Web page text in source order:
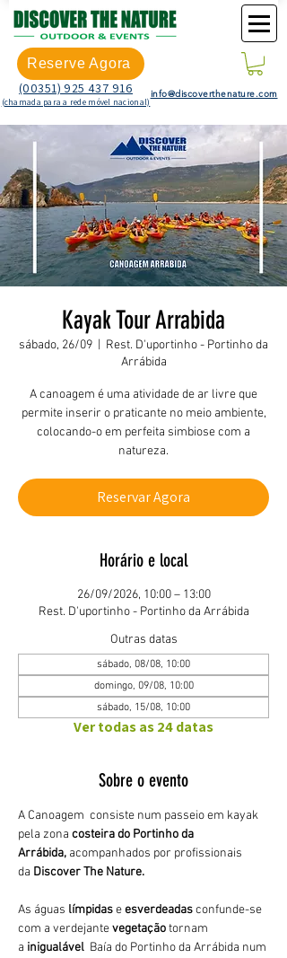
Reserve Agora
(00351) 925 437 916
(chamada para a rede móvel nacional)
info@discoverthenature.com
Kayak Tour Arrabida
sábado, 26/09
Rest. D'uportinho - Portinho da
Arrábida
A canoagem é uma atividade de ar livre que
permite inserir o praticante no meio ambiente,
colocando-o em perfeita simbiose com a
natureza.
Reservar Agora
Horário e local
26/09/2026, 10:00 – 13:00
Rest. D'uportinho - Portinho da Arrábida
Outras datas
sábado, 08/08, 10:00
domingo, 09/08, 10:00
sábado, 15/08, 10:00
Ver todas as 24 datas
Sobre o evento
A Canoagem  consiste num passeio em kayak
pela zona costeira do Portinho da
Arrábida, acompanhados por profissionais
da Discover The Nature.
As águas límpidas e esverdeadas confunde-se
com a verdejante vegetação tornam
a inigualável Baía do Portinho da Arrábida num